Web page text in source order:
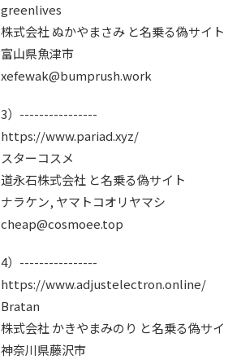
greenlives
株式会社 ぬかやまさみ と名乗る偽サイト
富山県魚津市
xefewak@bumprush.work
3）----------------
https://www.pariad.xyz/
スターコスメ
道永石株式会社 と名乗る偽サイト
ナラケン, ヤマトコオリヤマシ
cheap@cosmoee.top
4）----------------
https://www.adjustelectron.online/
Bratan
株式会社 かきやまみのり と名乗る偽サイ
神奈川県藤沢市